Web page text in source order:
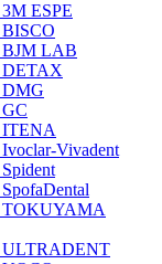
ESPE
BJM LAB
DETAX
ITENA
Vivadent
TOKUYAMA
ULTRADENT